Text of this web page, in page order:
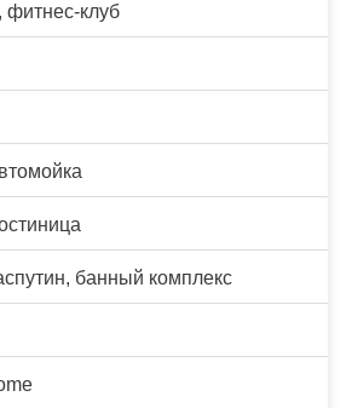
фитнес-клуб
банный комплекс